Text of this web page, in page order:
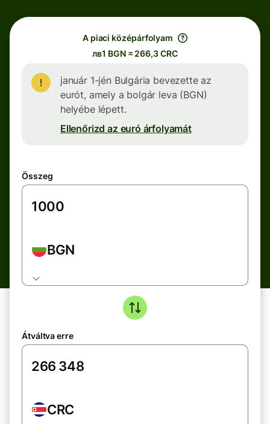
A piaci középárfolyam
лв1 BGN = 266,3 CRC
január 1-jén Bulgária bevezette az
eurót, amely a bolgár leva (BGN)
helyébe lépett.
Ellenőrizd az euró árfolyamát
Összeg
BGN
Átváltva erre
CRC